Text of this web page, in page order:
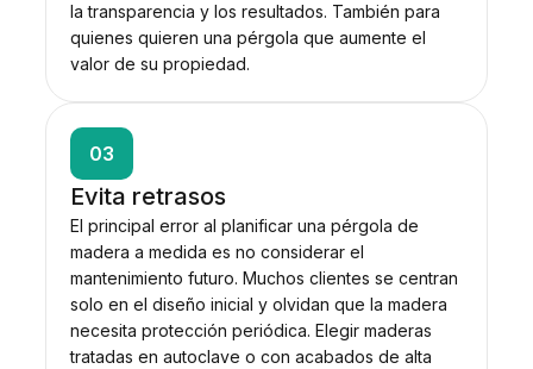
la transparencia y los resultados. También para
quienes quieren una pérgola que aumente el
valor de su propiedad.
03
Evita retrasos
El principal error al planificar una pérgola de
madera a medida es no considerar el
mantenimiento futuro. Muchos clientes se centran
solo en el diseño inicial y olvidan que la madera
necesita protección periódica. Elegir maderas
tratadas en autoclave o con acabados de alta